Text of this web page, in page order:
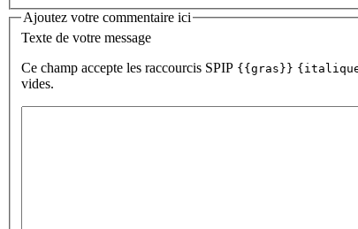
Ajoutez votre commentaire ici
Texte de votre message
Ce champ accepte les raccourcis SPIP {{gras}}
vides.